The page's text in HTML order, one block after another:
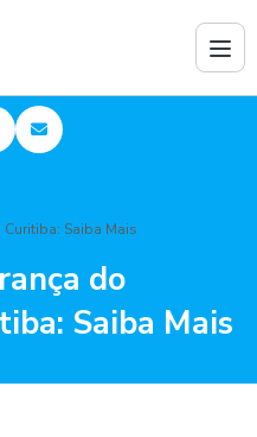
Saiba Mais
do
Saiba Mais